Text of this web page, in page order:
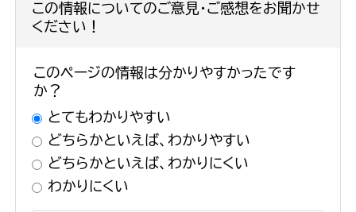
この情報についてのご意見・ご感想をお聞かせ
ください！
このページの情報は分かりやすかったです
か？
とてもわかりやすい
どちらかといえば、わかりやすい
どちらかといえば、わかりにくい
わかりにくい